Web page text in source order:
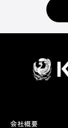
会社概要